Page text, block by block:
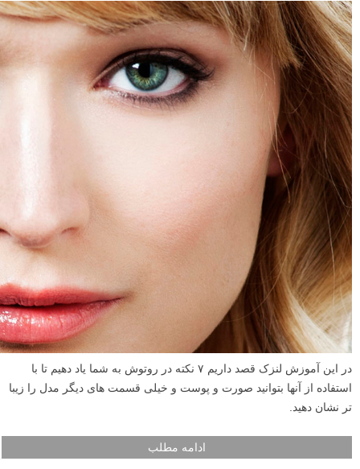
در این آموزش لنزک قصد داریم ۷ نکته در روتوش به شما یاد دهیم تا با
استفاده از آنها بتوانید صورت و پوست و خیلی قسمت های دیگر مدل را زیبا
تر نشان دهید.
ادامه مطلب